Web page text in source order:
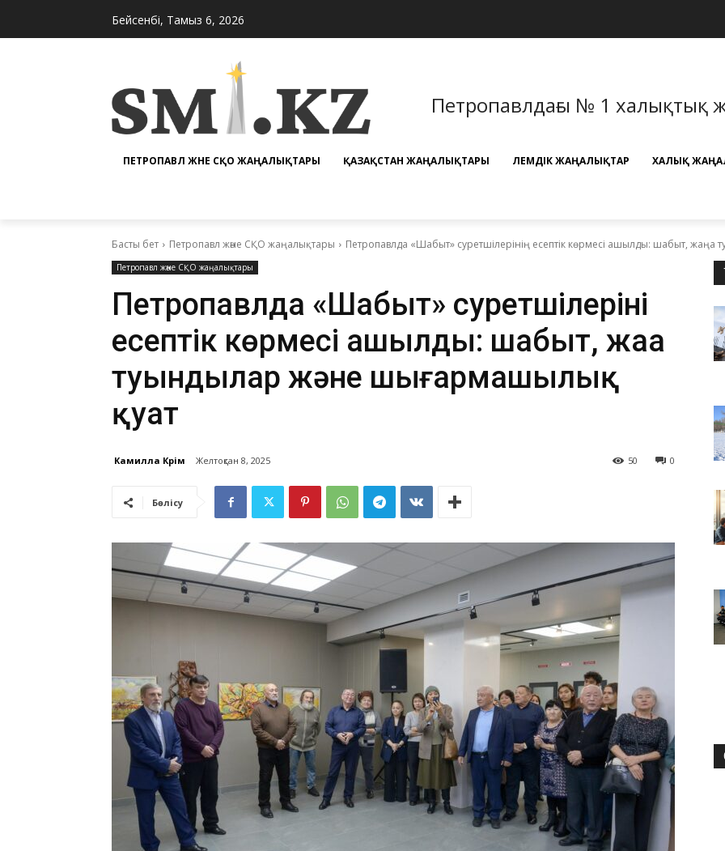
Бейсенбі, Тамыз 6, 2026
Петропавлдағы № 1 халықтық
ПЕТРОПАВЛ ЖӘНЕ СҚО ЖАҢАЛЫҚТАРЫ ҚАЗАҚСТАН ЖАҢАЛЫҚТАРЫ ӘЛЕМДІК ЖАҢАЛЫҚТАР ХАЛЫҚ
Басты бет Петропавл және СҚО жаңалықтары Петропавлда «Шабыт» суретшілерінің есептік көрмесі ашылды: шабыт,
Петропавл және СҚО жаңалықтары
Петропавлда «Шабыт» суретшілерінің
есептік көрмесі ашылды: шабыт, жаңа
туындылар және шығармашылық
қуат
Камилла Кәрім Желтоқсан 8, 2025 0
50
Бөлісу